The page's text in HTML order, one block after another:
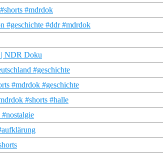
#mdrdok
#geschichte #ddr #mdrdok
| NDR Doku
#geschichte
#mdrdok #geschichte
#shorts #halle